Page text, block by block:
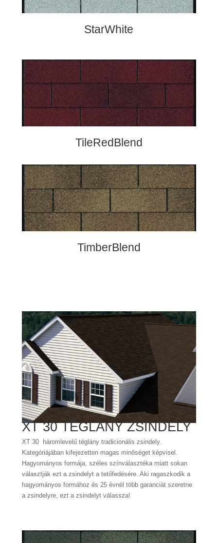
StarWhite
TileRedBlend
TimberBlend
XT 30 TÉGLÁNY ZSINDELY
XT 30 háromlevelű téglány tradicionális zsindely.
Kategóriájában kifejezetten magas minőséget képvisel.
Hagyományos formája, széles színválasztéka miatt sokan
választják ezt a zsindelyt a tetőfedésére. Aki ragaszkodik a
hagyományos formához és 25 évnél több garanciát szeretne
a zsindelyre, ezt a zsindelyt válassza!